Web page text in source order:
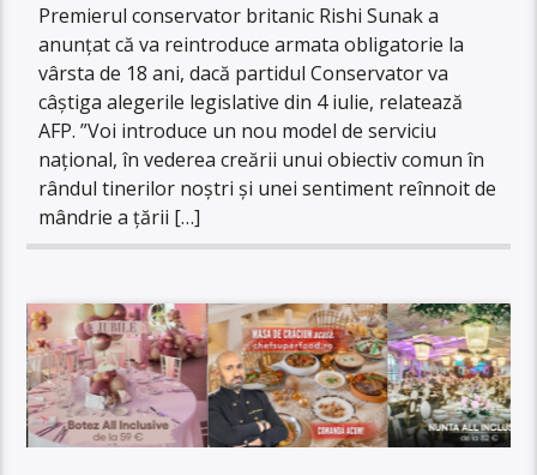
Premierul conservator britanic Rishi Sunak a
anunțat că va reintroduce armata obligatorie la
vârsta de 18 ani, dacă partidul Conservator va
câștiga alegerile legislative din 4 iulie, relatează
AFP. ”Voi introduce un nou model de serviciu
naţional, în vederea creării unui obiectiv comun în
rândul tinerilor noştri şi unei sentiment reînnoit de
mândrie a ţării […]